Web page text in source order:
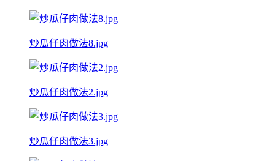
炒瓜仔肉做法8.jpg
炒瓜仔肉做法2.jpg
炒瓜仔肉做法3.jpg